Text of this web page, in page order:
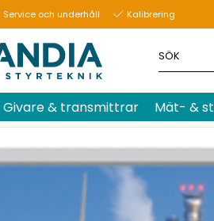
Service och underhåll Kalibrering
Givare & transmittrar Mät- &